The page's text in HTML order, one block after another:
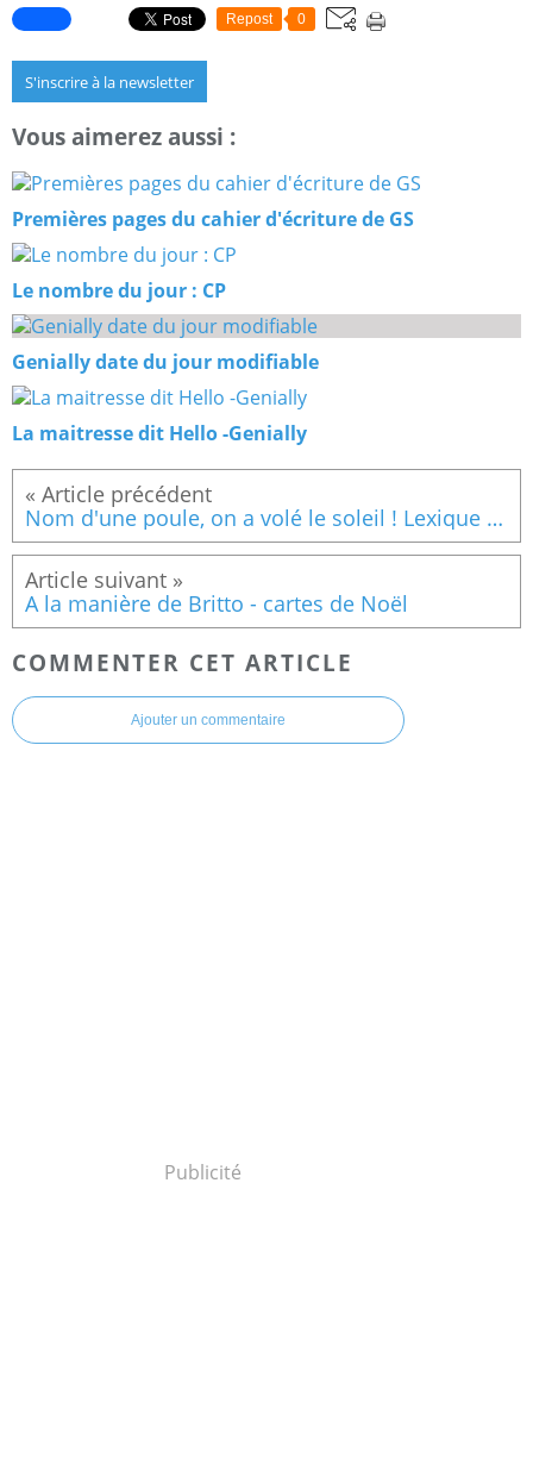
Repost 0
S'inscrire à la newsletter
Vous aimerez aussi :
Premières pages du cahier d'écriture de GS
Le nombre du jour : CP
Genially date du jour modifiable
La maitresse dit Hello -Genially
Nom d'une poule, on a volé le soleil ! Lexique pages 4 à 9
A la manière de Britto - cartes de Noël
COMMENTER CET ARTICLE
Ajouter un commentaire
Publicité